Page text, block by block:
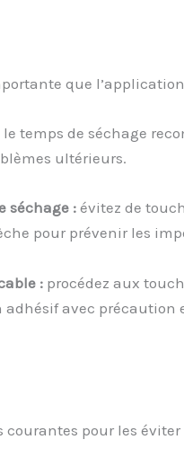
que
temps de séchage
ultérieurs.
séchage :évitez de
pour prévenir les
:procédez aux
avec précaution
courantes pour les